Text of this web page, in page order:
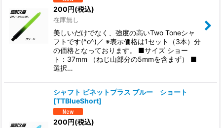
200円(税込)
在庫無し
美しいだけでなく、強度の高いTwo Toneシャ
フトです(^o^)／ ※表示価格は1セット（3本）分
の価格となっております。 ■サイズ ショー
ト：37mm （ねじ山部分の5mmを含まず） ■
選択…
シャフト ビネットプラス ブルー ショート
[TTBlueShort]
200 円(税込)